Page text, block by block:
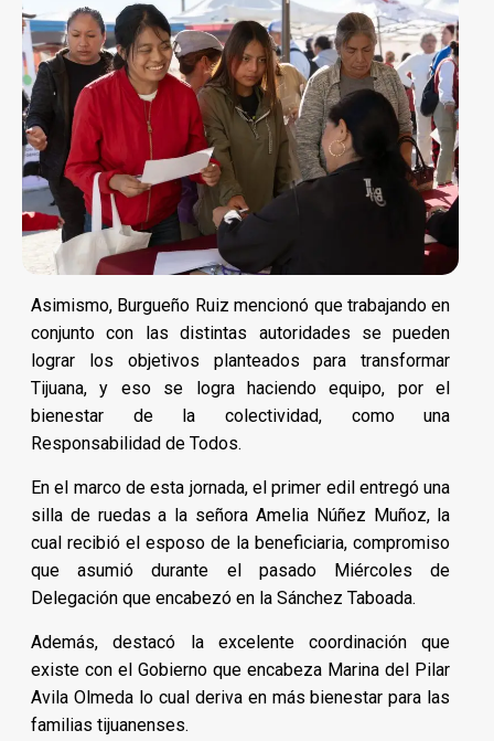
Asimismo, Burgueño Ruiz mencionó que trabajando en
conjunto con las distintas autoridades se pueden
lograr los objetivos planteados para transformar
Tijuana, y eso se logra haciendo equipo, por el
bienestar de la colectividad, como una
Responsabilidad de Todos.
En el marco de esta jornada, el primer edil entregó una
silla de ruedas a la señora Amelia Núñez Muñoz, la
cual recibió el esposo de la beneficiaria, compromiso
que asumió durante el pasado Miércoles de
Delegación que encabezó en la Sánchez Taboada.
Además, destacó la excelente coordinación que
existe con el Gobierno que encabeza Marina del Pilar
Avila Olmeda lo cual deriva en más bienestar para las
familias tijuanenses.